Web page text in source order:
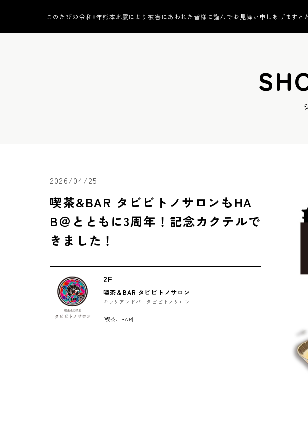
このたびの令和8年熊本地震により被害にあわれた皆様に謹んでお見舞い申しあげます
2026/04/25
喫茶&BAR タビビトノサロンもHA
B＠とともに3周年！記念カクテルで
きました！
2F
喫茶＆BAR タビビトノサロン
キッサアンドバータビビトノサロン
[喫茶、BAR]